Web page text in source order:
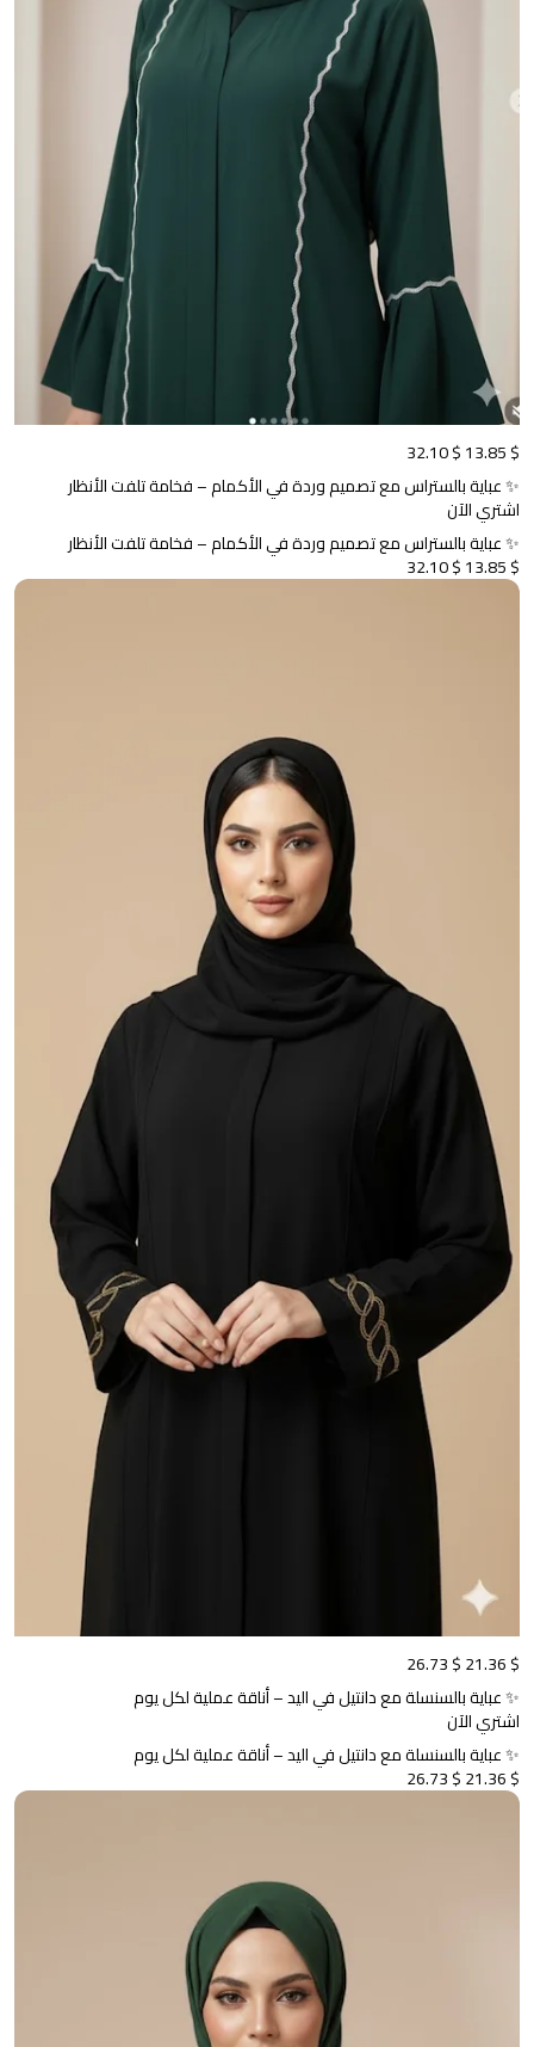
$ 13.85
$ 32.10
✨ عباية بالستراس مع تصميم وردة في الأكمام – فخامة تلفت الأنظار
اشتري الآن
✨ عباية بالستراس مع تصميم وردة في الأكمام – فخامة تلفت الأنظار
$ 13.85
$ 32.10
$ 21.36
$ 26.73
✨ عباية بالسنسلة مع دانتيل في اليد – أناقة عملية لكل يوم
اشتري الآن
✨ عباية بالسنسلة مع دانتيل في اليد – أناقة عملية لكل يوم
$ 21.36
$ 26.73